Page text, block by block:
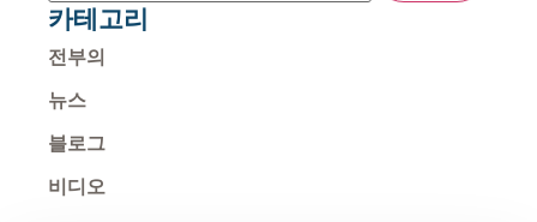
카테고리
전부의
​뉴스
블로그
비디오